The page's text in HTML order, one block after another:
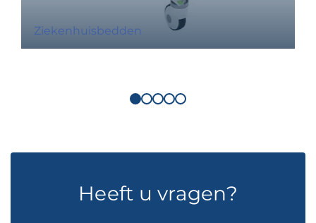
Ziekenhuisbedden
Heeft u vragen?